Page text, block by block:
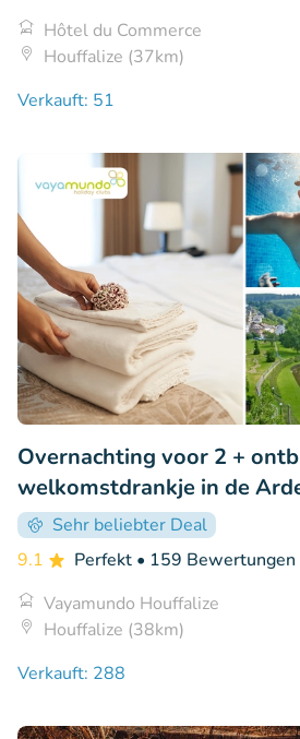
Hôtel du Commerce
Houffalize (37km)
Verkauft: 51
Overnachting voor 2 +
welkomstdrankje in de
Sehr beliebter Deal
9.1
Perfekt • 159 Bewertungen
Vayamundo Houffalize
Houffalize (38km)
Verkauft: 288